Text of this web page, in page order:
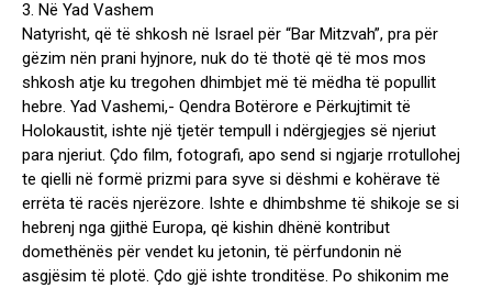
3. Në Yad Vashem
Natyrisht, që të shkosh në Israel për “Bar Mitzvah”, pra për
gëzim nën prani hyjnore, nuk do të thotë që të mos mos
shkosh atje ku tregohen dhimbjet më të mëdha të popullit
hebre. Yad Vashemi,- Qendra Botërore e Përkujtimit të
Holokaustit, ishte një tjetër tempull i ndërgjegjes së njeriut
para njeriut. Çdo film, fotografi, apo send si ngjarje rrotullohej
te qielli në formë prizmi para syve si dëshmi e kohërave të
errëta të racës njerëzore. Ishte e dhimbshme të shikoje se si
hebrenj nga gjithë Europa, që kishin dhënë kontribut
domethënës për vendet ku jetonin, të përfundonin në
asgjësim të plotë. Çdo gjë ishte tronditëse. Po shikonim me